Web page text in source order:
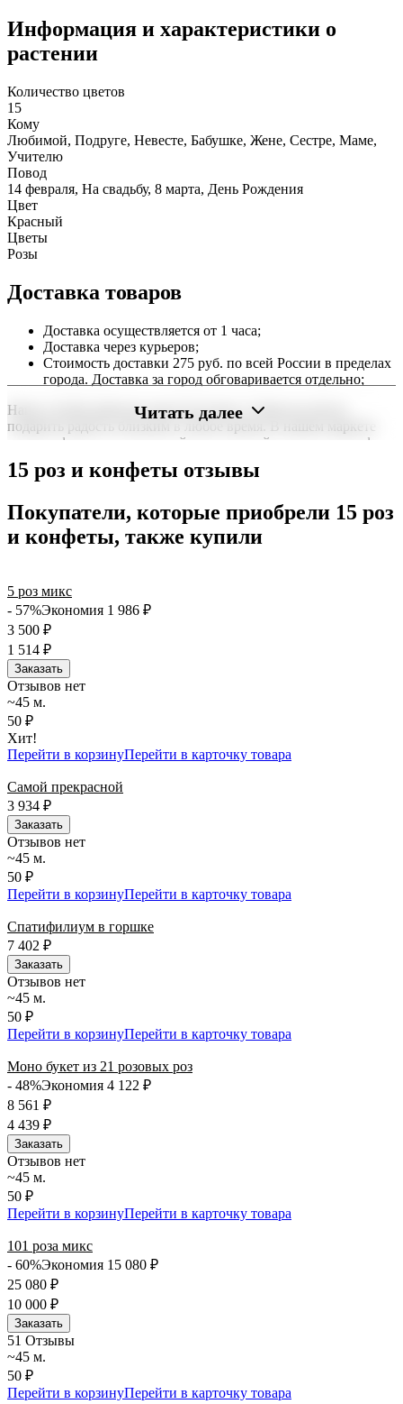
Информация и характеристики о
растении
Количество цветов
15
Кому
Любимой, Подруге, Невесте, Бабушке, Жене, Сестре, Маме,
Учителю
Повод
14 февраля, На свадьбу, 8 марта, День Рождения
Цвет
Красный
Цветы
Розы
Доставка товаров
Доставка осуществляется от 1 часа;
Доставка через курьеров;
Стоимость доставки 275 руб. по всей России в пределах
города. Доставка за город обговаривается отдельно;
Наша служба работает круглосуточно, чтобы вы могли
подарить радость близким в любое время. В нашем маркете
можно оформить заказ онлайн с доставкой на дом или в офис
по всей территории РФ.
минут или день в день в удобный интервал. Если вам важно
вручить подарок ко времени, наш сервис доставки обеспечит
точность до минуты. Выбирайте, где купить и сколько стоит
Читать далее
15 роз и конфеты отзывы
Покупатели, которые приобрели 15 роз
и конфеты, также купили
5 роз микс
- 57%Экономия 1 986 ₽
3 500 ₽
1 514 ₽
Заказать
Отзывов нет
~45 м.
50 ₽
Хит!
Перейти в корзинуПерейти в карточку товара
Самой прекрасной
3 934 ₽
Заказать
Отзывов нет
~45 м.
50 ₽
Перейти в корзинуПерейти в карточку товара
Спатифилиум в горшке
7 402 ₽
Заказать
Отзывов нет
~45 м.
50 ₽
Перейти в корзинуПерейти в карточку товара
Моно букет из 21 розовых роз
- 48%Экономия 4 122 ₽
8 561 ₽
4 439 ₽
Заказать
Отзывов нет
~45 м.
50 ₽
Перейти в корзинуПерейти в карточку товара
101 роза микс
- 60%Экономия 15 080 ₽
25 080 ₽
10 000 ₽
Заказать
51 Отзывы
~45 м.
50 ₽
Перейти в корзинуПерейти в карточку товара